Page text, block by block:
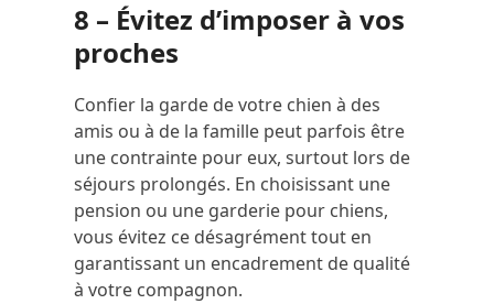
8 – Évitez d’imposer à vos
proches
Confier la garde de votre chien à des
amis ou à de la famille peut parfois être
une contrainte pour eux, surtout lors de
séjours prolongés. En choisissant une
pension ou une garderie pour chiens,
vous évitez ce désagrément tout en
garantissant un encadrement de qualité
à votre compagnon.